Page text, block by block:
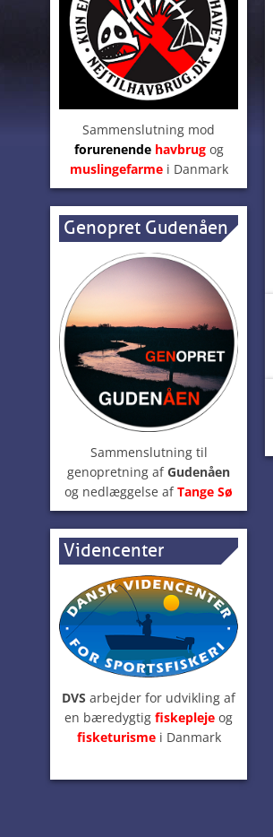
Sammenslutning mod
forurenendehavbrugog
muslingefarmei Danmark
Genopret Gudenåen
Sammenslutning til
genopretning afGudenåen
og nedlæggelse afTange Sø
Videncenter
DVS arbejder for udvikling af
en bæredygtig fiskepleje og
fisketurisme i Danmark